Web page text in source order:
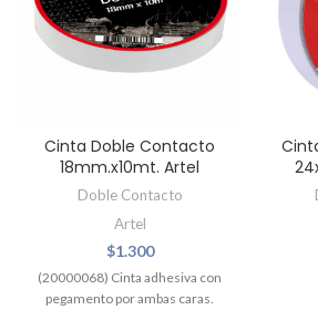
Cinta Doble Contacto
18mm.x10mt. Artel
Doble Contacto
Artel
$1.300
(20000068) Cinta adhesiva con
pegamento por ambas caras.